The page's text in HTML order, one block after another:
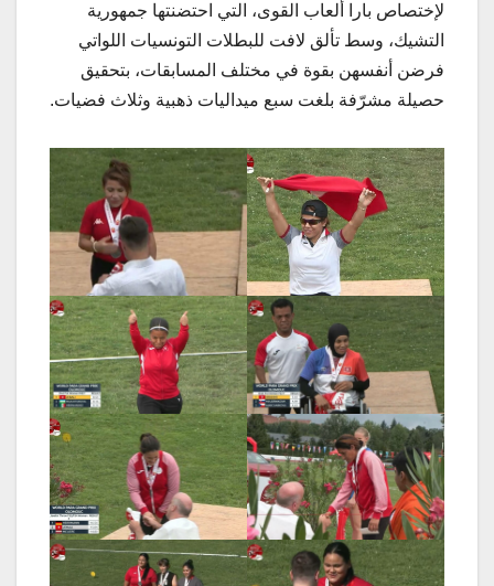
لإختصاص بارا ألعاب القوى، التي احتضنتها جمهورية
التشيك، وسط تألق لافت للبطلات التونسيات اللواتي
فرضن أنفسهن بقوة في مختلف المسابقات، بتحقيق
حصيلة مشرّفة بلغت سبع ميداليات ذهبية وثلاث فضيات.